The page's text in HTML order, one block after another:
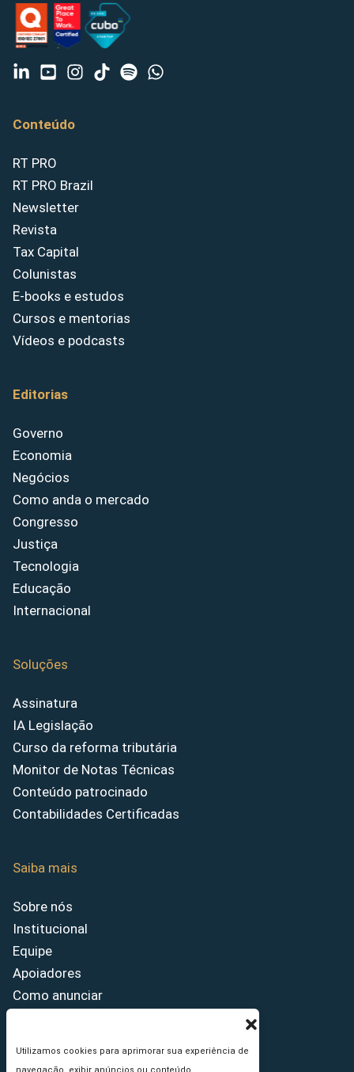
Utilizamos cookies para aprimorar sua experiência de
Conteúdo
RT PRO
RT PRO Brazil
Newsletter
Revista
Tax Capital
Colunistas
E-books e estudos
Cursos e mentorias
Vídeos e podcasts
Editorias
Governo
Economia
Negócios
Como anda o mercado
Congresso
Justiça
Tecnologia
Educação
Internacional
Soluções
Assinatura
IA Legislação
Curso da reforma tributária
Monitor de Notas Técnicas
Conteúdo patrocinado
Contabilidades Certificadas
Saiba mais
Sobre nós
Institucional
Equipe
Apoiadores
Como anunciar